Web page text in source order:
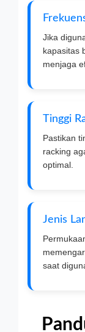
Jika
kapasitas
menjaga
Tinggi
Pastikan
racking
optimal.
Jenis
saat